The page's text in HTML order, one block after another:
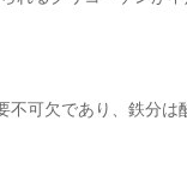
不可欠であり、鉄分は